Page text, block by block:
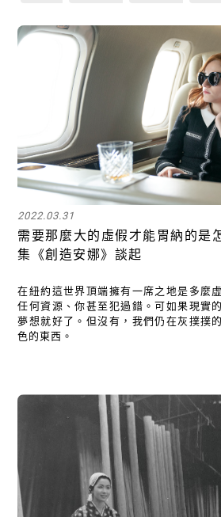
2022.03.31
需要那麼大的虛假才能胃納的是
集《創造安娜》談起
在紐約這世界頂端擁有一席之地是多麼
任何資源、你甚至犯過錯。可如果現實
夢想就好了。但沒有，我們仍在灰撲撲
色的東西。